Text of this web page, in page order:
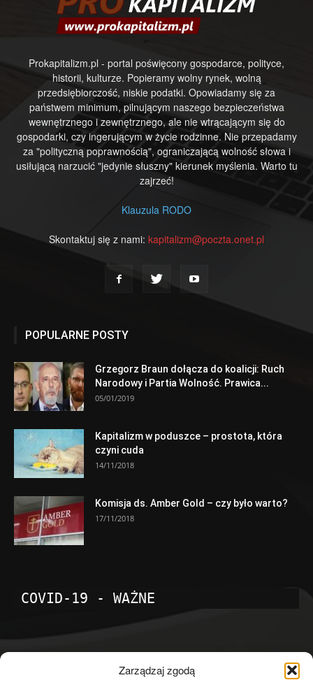
Zarządzaj zgodą
Prokapitalizm.pl - portal poświęcony gospodarce, polityce,
historii, kulturze. Popieramy wolny rynek, wolną
przedsiębiorczość, niskie podatki. Opowiadamy się za
państwem minimum, pilnującym naszego bezpieczeństwa
wewnętrznego i zewnętrznego, ale nie wtrącającym się do
gospodarki, czy ingerującym w życie rodzinne. Nie przepadamy
za "polityczną poprawnością", ograniczającą wolność słowa i
usiłującą narzucić "jedynie słuszny" kierunek myślenia. Warto tu
zajrzeć!
Klauzula RODO
Skontaktuj się z nami: kapitalizm@poczta.onet.pl
POPULARNE POSTY
Grzegorz Braun dołącza do koalicji: Ruch
Narodowy i Partia Wolność. Prawica...
05/01/2019
Kapitalizm w poduszce – prostota, która
czyni cuda
14/11/2018
Komisja ds. Amber Gold – czy było warto?
17/11/2018
COVID-19 - WAŻNE